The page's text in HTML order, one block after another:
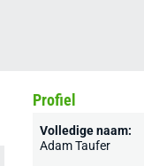
Profiel
Volledige naam:
Adam Taufer